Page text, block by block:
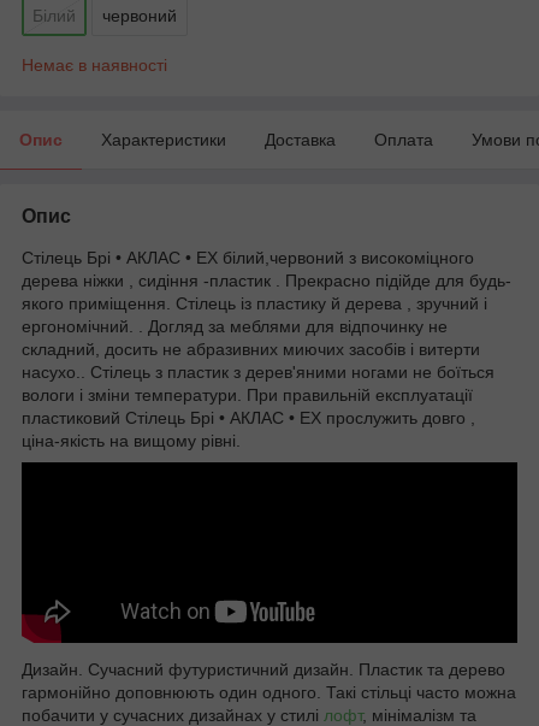
Білий червоний
Немає в наявності
Опис Характеристики Доставка Оплата Умови
Опис
Стілець Брі • АКЛАС • EX білий,червоний з високоміцного
дерева ніжки , сидіння -пластик . Прекрасно підійде для будь-
якого приміщення. Стілець із пластику й дерева , зручний і
ергономічний. . Догляд за меблями для відпочинку не
складний, досить не абразивних миючих засобів і витерти
насухо.. Стілець з пластик з дерев'яними ногами не боїться
вологи і зміни температури. При правильній експлуатації
пластиковий Стілець Брі • АКЛАС • EX прослужить довго ,
ціна-якість на вищому рівні.
Дизайн. Сучасний футуристичний дизайн. Пластик та дерево
гармонійно доповнюють один одного. Такі стільці часто можна
побачити у сучасних дизайнах у стилі лофт, мінімалізм та